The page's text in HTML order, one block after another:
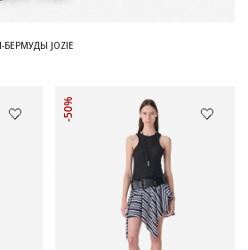
JOZIE
-50%